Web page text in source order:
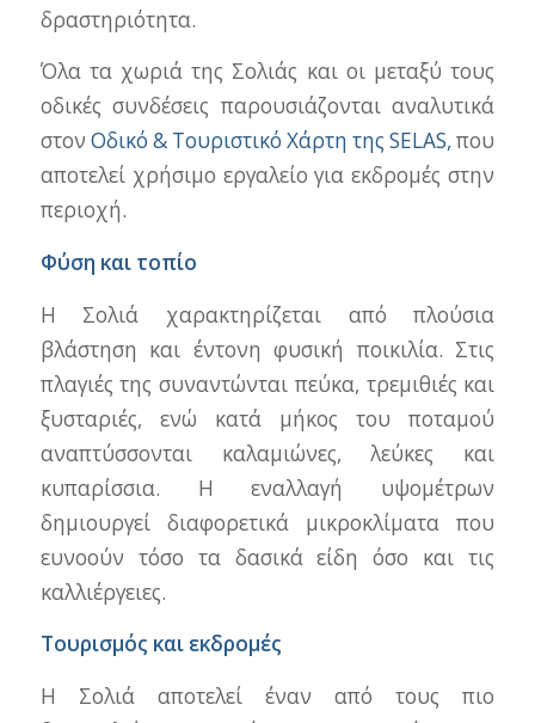
δραστηριότητα.
Όλα τα χωριά της Σολιάς και οι μεταξύ τους
οδικές συνδέσεις παρουσιάζονται αναλυτικά
στον Οδικό & Τουριστικό Χάρτη της SELAS, που
αποτελεί χρήσιμο εργαλείο για εκδρομές στην
περιοχή.
Φύση και τοπίο
Η Σολιά χαρακτηρίζεται από πλούσια
βλάστηση και έντονη φυσική ποικιλία. Στις
πλαγιές της συναντώνται πεύκα, τρεμιθιές και
ξυσταριές, ενώ κατά μήκος του ποταμού
αναπτύσσονται καλαμιώνες, λεύκες και
κυπαρίσσια. Η εναλλαγή υψομέτρων
δημιουργεί διαφορετικά μικροκλίματα που
ευνοούν τόσο τα δασικά είδη όσο και τις
καλλιέργειες.
Τουρισμός και εκδρομές
Η Σολιά αποτελεί έναν από τους πιο